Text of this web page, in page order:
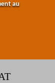
au